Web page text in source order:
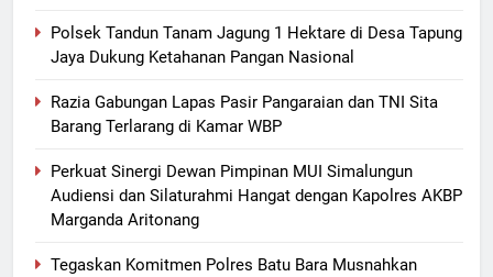
Polsek Tandun Tanam Jagung 1 Hektare di Desa Tapung
Jaya Dukung Ketahanan Pangan Nasional
Razia Gabungan Lapas Pasir Pangaraian dan TNI Sita
Barang Terlarang di Kamar WBP
Perkuat Sinergi Dewan Pimpinan MUI Simalungun
Audiensi dan Silaturahmi Hangat dengan Kapolres AKBP
Marganda Aritonang
Tegaskan Komitmen Polres Batu Bara Musnahkan